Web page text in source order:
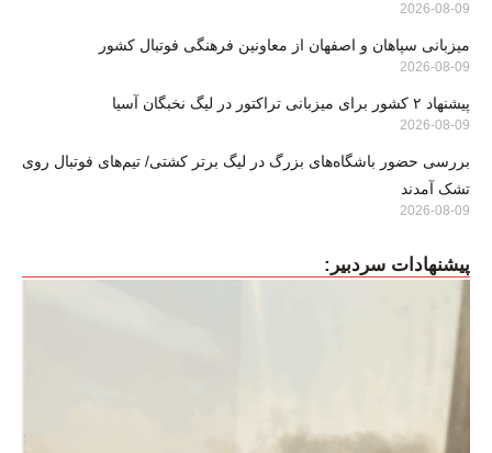
2026-08-09
میزبانی سپاهان و اصفهان از معاونین فرهنگی فوتبال کشور
2026-08-09
پیشنهاد ۲ کشور برای میزبانی تراکتور در لیگ نخبگان آسیا
2026-08-09
بررسی حضور باشگاه‌های بزرگ در لیگ برتر کشتی/ تیم‌های فوتبال روی
تشک آمدند
2026-08-09
پیشنهادات سردبیر: